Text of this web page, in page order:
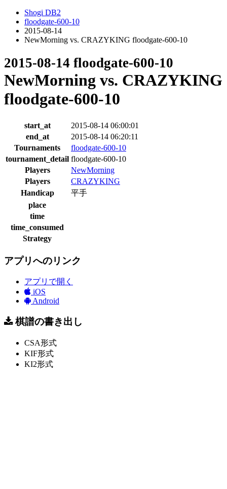
Shogi DB2
floodgate-600-10
2015-08-14
NewMorning vs. CRAZYKING floodgate-600-10
2015-08-14 floodgate-600-10
NewMorning vs. CRAZYKING
floodgate-600-10
start_at
2015-08-14 06:00:01
end_at
2015-08-14 06:20:11
Tournaments
floodgate-600-10
tournament_detail floodgate-600-10
Players
NewMorning
Players
CRAZYKING
Handicap
平手
place
time
time_consumed
Strategy
アプリへのリンク
アプリで開く
iOS
Android
棋譜の書き出し
CSA形式
KIF形式
KI2形式